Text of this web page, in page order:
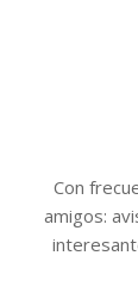
Con
amigos: